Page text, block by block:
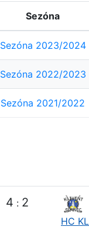
Sezóna
Sezóna 2023/2024
Sezóna 2022/2023
Sezóna 2021/2022
4 : 2
HC